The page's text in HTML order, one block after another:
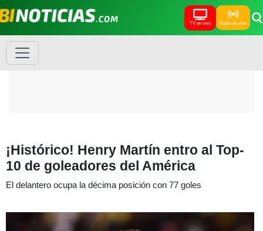
TV en vivo Radio en vivo
¡Histórico! Henry Martín entro al Top-
10 de goleadores del América
El delantero ocupa la décima posición con 77 goles